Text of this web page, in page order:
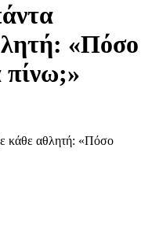
«Πόσο
κάθε αθλητή: «Πόσο